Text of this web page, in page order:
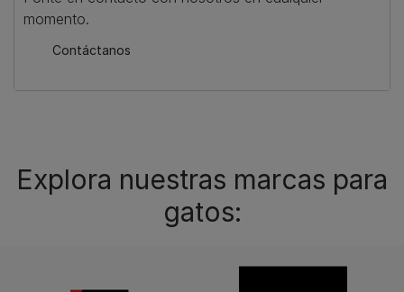
momento.
Contáctanos
Explora nuestras marcas para
gatos: